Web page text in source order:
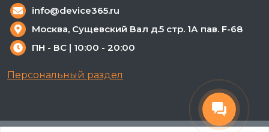
info@device365.ru
Москва, Сущевский Вал д.5 стр. 1А пав. F-68
ПН - ВС | 10:00 - 20:00
Персональный раздел